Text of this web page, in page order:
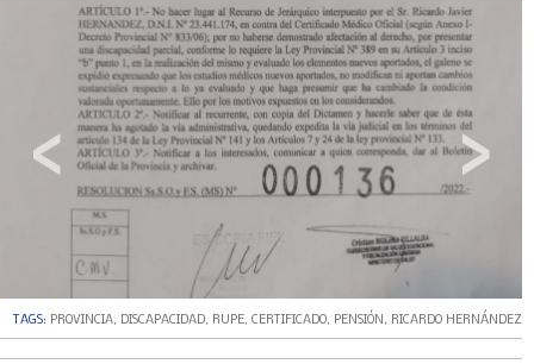
‹ ›
TAGS: PROVINCIA, DISCAPACIDAD, RUPE, CERTIFICADO, PENSIÓN , RICARDO HERNÁNDEZ